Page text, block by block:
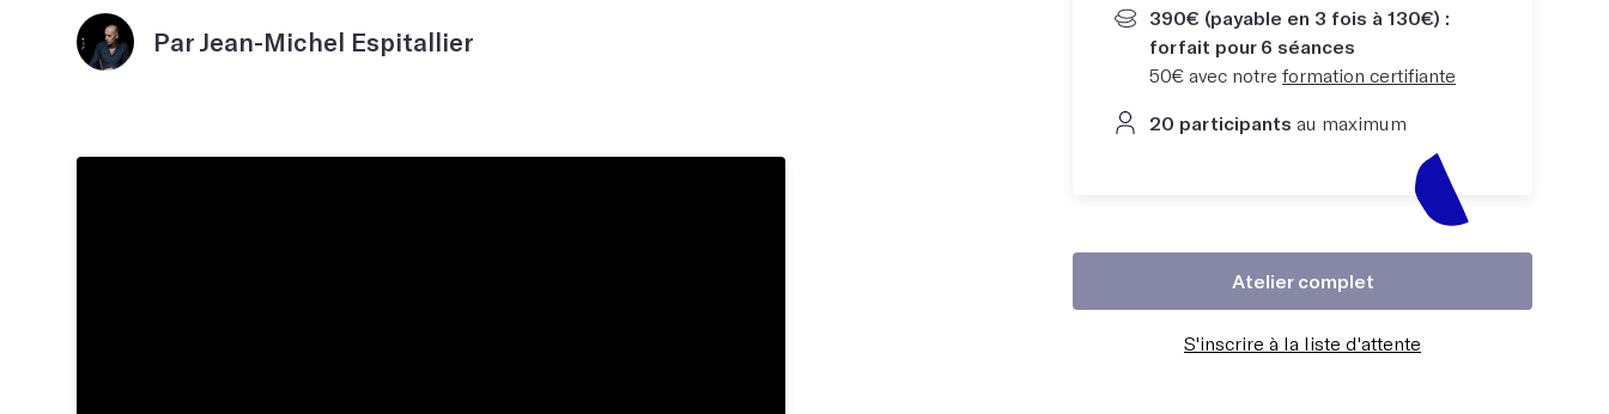
Par Jean-Michel Espitallier
390€ (payable en 3 fois à 130€) :
forfait pour 6 séances
50€ avec notre formation certifiante
20 participants au maximum
Atelier complet
S'inscrire à la liste d'attente